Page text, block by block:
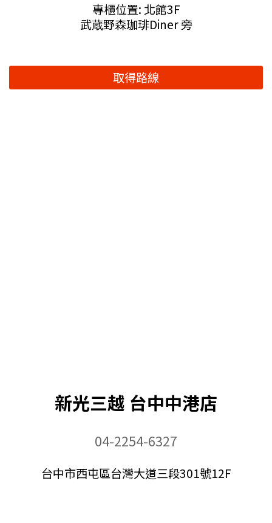
專櫃位置: 北館3F
武蔵野森珈琲Diner 旁
取得路線
新光三越 台中中港店
04-2254-6327
台中市西屯區台灣大道三段301號12F